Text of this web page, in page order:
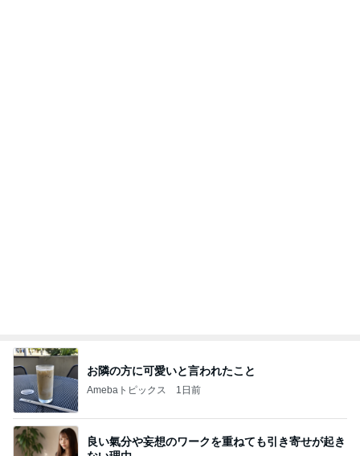
お隣の方に可愛いと言われたこと
Amebaトピックス 1日前
良い氣分や妄想のワークを重ねても引き寄せが起き